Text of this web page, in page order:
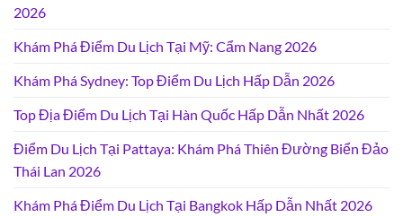
2026
Khám Phá Điểm Du Lịch Tại Mỹ: Cẩm Nang 2026
Khám Phá Sydney: Top Điểm Du Lịch Hấp Dẫn 2026
Top Địa Điểm Du Lịch Tại Hàn Quốc Hấp Dẫn Nhất 2026
Điểm Du Lịch Tại Pattaya: Khám Phá Thiên Đường Biển Đảo
Thái Lan 2026
Khám Phá Điểm Du Lịch Tại Bangkok Hấp Dẫn Nhất 2026